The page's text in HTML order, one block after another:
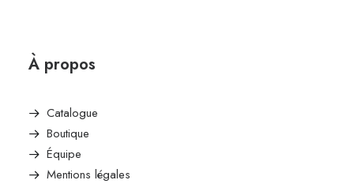
À propos
Catalogue
Boutique
Équipe
Mentions légales